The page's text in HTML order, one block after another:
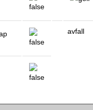
avfall